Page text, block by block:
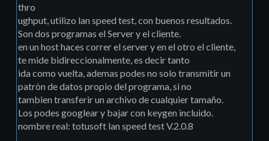
thro
ughput, utilizo lan speed test, con buenos resultados.
Son dos programas el Server y el cliente.
en un host haces correr el server y en el otro el cliente,
te mide bidireccionalmente, es decir tanto
ida como vuelta, ademas podes no solo transmitir un
patròn de datos propio del programa, si no
tambien transferir un archivo de cualquier tamaño.
Los podes googlear y bajar con keygen incluido.
nombre real: totusoft lan speed test V.2.0.8